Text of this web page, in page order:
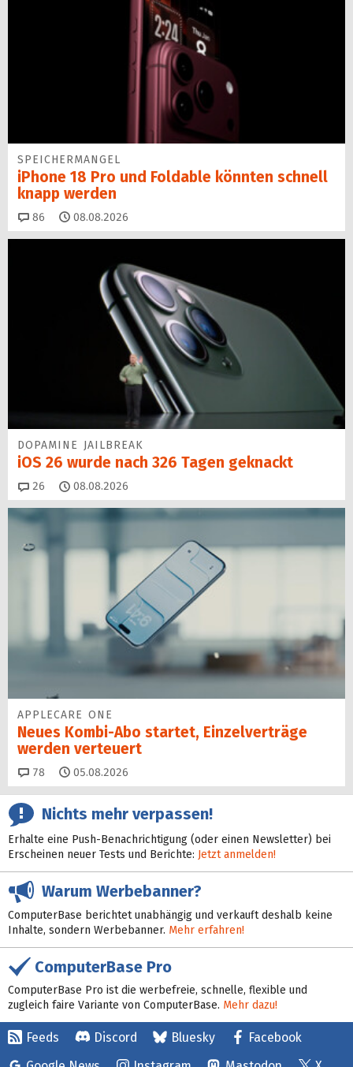
SPEICHERMANGEL
iPhone 18 Pro und Foldable könnten schnell
knapp werden
86 Kommentare
08.08.2026
DOPAMINE JAILBREAK
iOS 26 wurde nach 326 Tagen geknackt
26 Kommentare
08.08.2026
APPLECARE ONE
Neues Kombi-Abo startet, Einzelverträge
werden verteuert
78 Kommentare
05.08.2026
Nichts mehr verpassen!
Erhalte eine Push-Benachrichtigung (oder einen Newsletter) bei
Erscheinen neuer Tests und Berichte: Jetzt anmelden!
Warum Werbebanner?
ComputerBase berichtet unabhängig und verkauft deshalb keine
Inhalte, sondern Werbebanner. Mehr erfahren!
ComputerBase Pro
ComputerBase Pro ist die werbefreie, schnelle, flexible und
zugleich faire Variante von ComputerBase. Mehr dazu!
Feeds Discord Bluesky
Facebook